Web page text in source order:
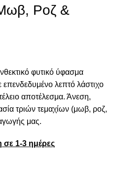
Ροζ &
φυτικό ύφασμα
λεπτό λάστιχο
αποτέλεσμα. Άνεση,
τριών τεμαχίων (μωβ, ροζ,
μας.
1-3 ημέρες